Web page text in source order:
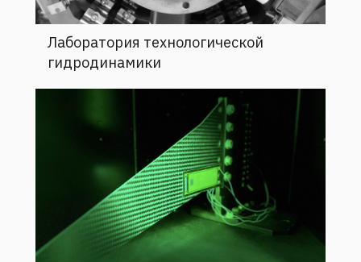
Лаборатория технологической
гидродинамики